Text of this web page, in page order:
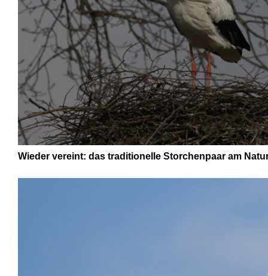
Wieder vereint: das traditionelle Storchenpaar am